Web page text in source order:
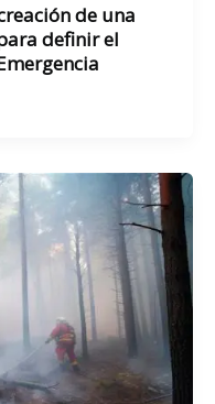
de una
definir el